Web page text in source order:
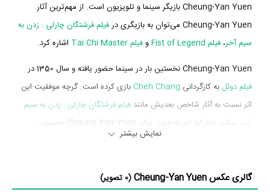
Cheung-Yan Yuen بازیگر سینما و تلویزیون است. از مهم‌ترین آثار
Cheung-Yan Yuen می‌توان به بازیگری در
فیلم فرشتگان چارلی : زدن به
سیم آخر، فیلم Fist of Legend وفیلم Tai Chi Master
اشاره کرد.
Cheung-Yan Yuen نخستین بار در سینما حضور یافته و سال 1350 در
فیلم دوئل به کارگردانی Cheh Changبازی کرده است. گرچه موفقیت این
اثر نسبت به آثار شاخص بعدیش مانند فیلم فرشتگان چارلی : زدن به سیم
آخر
می‌شود و همکاری با هنرمندانی همچون
Ping
Cheung-Yan Yuen در سال 1382 دوره‌ی پرتلاشی را در عرصه سینما و
نمایش بیشتر
گالری عکس Cheung-Yan Yuen
(0 تصویر)